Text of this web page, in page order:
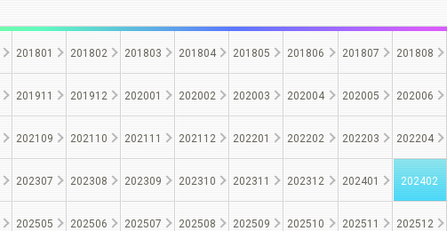
201801 201802 201803 201804 201805 201806 201807 201808
201911 201912 202001 202002 202003 202004 202005 202006
202109 202110 202111 202112 202201 202202 202203 202204
202307 202308 202309 202310 202311 202312 202401 202402
202505 202506 202507 202508 202509 202510 202511 202512